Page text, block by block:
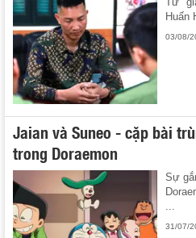
Huấn
03/08/
Jaian và Suneo - cặp bài
trong Doraemon
Sự
31/07/